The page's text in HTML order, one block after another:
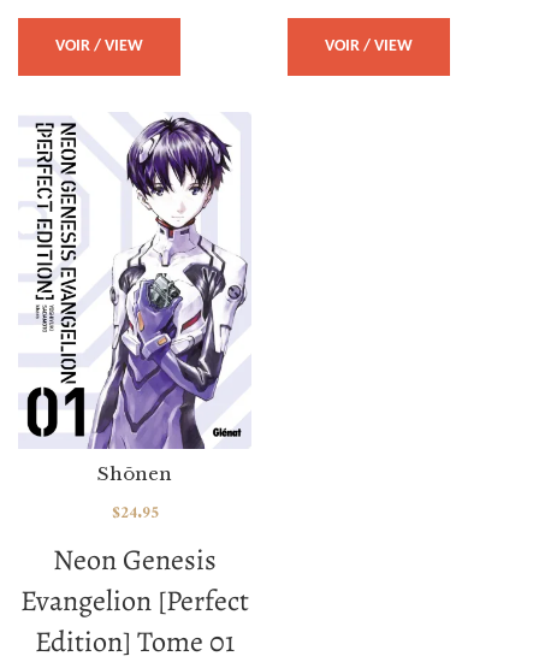
VOIR / VIEW VOIR / VIEW
Neon Genesis
Evangelion [Perfect
Edition] Tome 01
Shōnen
$24.95